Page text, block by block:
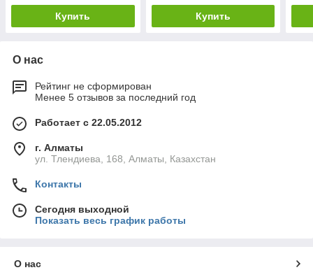
Купить Купить
О нас
Рейтинг не сформирован
Менее 5 отзывов за последний год
Работает с 22.05.2012
г. Алматы
ул. Тлендиева, 168, Алматы, Казахстан
Контакты
Сегодня выходной
Показать весь график работы
О нас